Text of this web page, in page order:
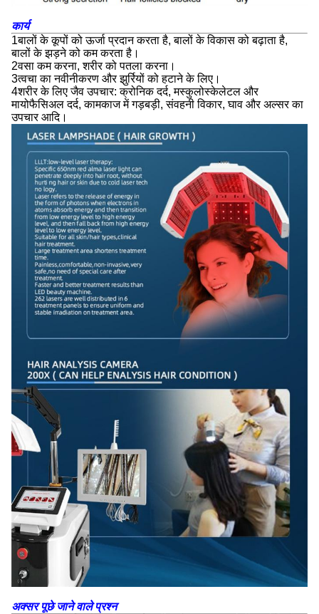
कार्य
1बालों के कूपों को ऊर्जा प्रदान करता है, बालों के विकास को बढ़ाता है,
बालों के झड़ने को कम करता है।
2वसा कम करना, शरीर को पतला करना।
3त्वचा का नवीनीकरण और झुर्रियों को हटाने के लिए।
4शरीर के लिए जैव उपचार: क्रोनिक दर्द, मस्कुलोस्केलेटल और
मायोफैसिअल दर्द, कामकाज में गड़बड़ी, संवहनी विकार, घाव और अल्सर का
उपचार आदि।
अक्सर पूछे जाने वाले प्रश्न